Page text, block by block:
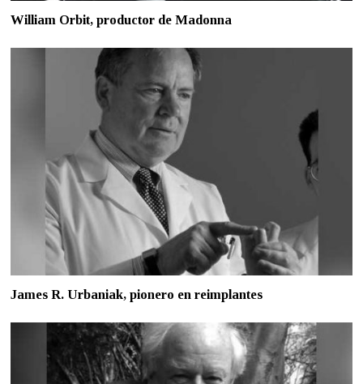
William Orbit, productor de Madonna
James R. Urbaniak, pionero en reimplantes